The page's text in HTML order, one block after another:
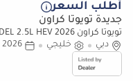
أطلب السعر
جديدة تويوتا كراون
تويوتا كراون 2026 MODEL 2.5L HEV
دبي
خليجي 2026